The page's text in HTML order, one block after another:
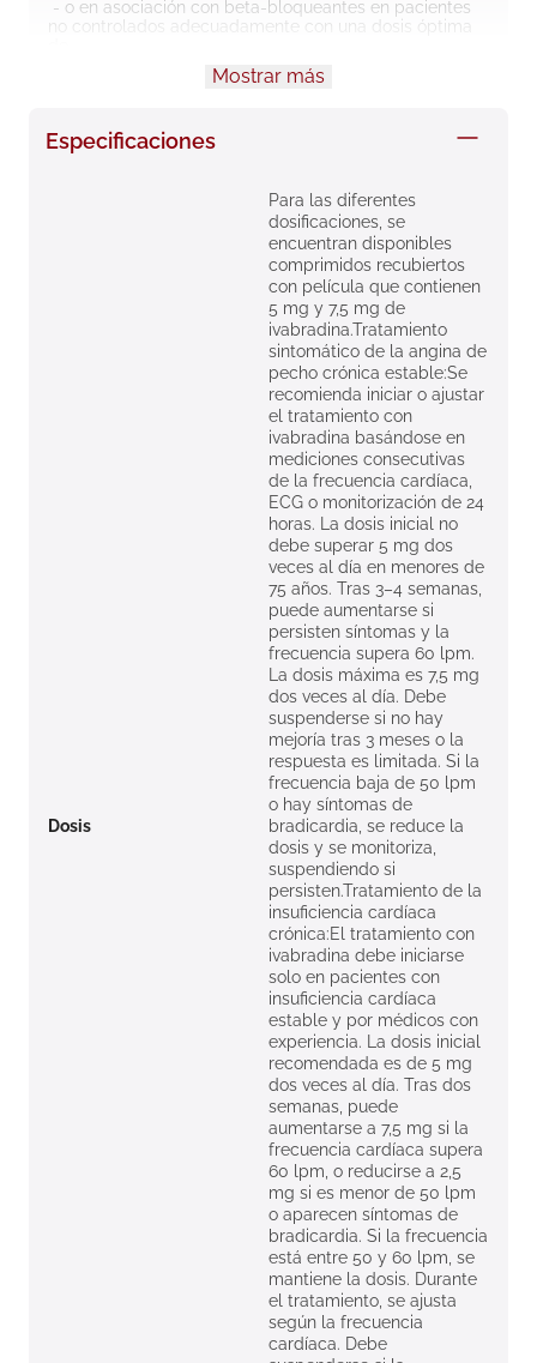
no controlados adecuadamente con una dosis óptima
Tratamiento de la insuficiencia cardíaca crónica
sistólica, en pacientes en ritmo sinusal y cuya
beta-bloqueantes o cuando el tratamiento con beta-
bloqueantes está contraindicado o no se tolera.
Mostrar más
Especificaciones
Dosis
Para las diferentes
dosificaciones, se
encuentran disponibles
comprimidos recubiertos
con película que contienen
5 mg y 7,5 mg de
ivabradina.Tratamiento
sintomático de la angina de
pecho crónica estable:Se
recomienda iniciar o ajustar
el tratamiento con
ivabradina basándose en
mediciones consecutivas
de la frecuencia cardíaca,
ECG o monitorización de 24
horas. La dosis inicial no
debe superar 5 mg dos
veces al día en menores de
75 años. Tras 3–4 semanas,
puede aumentarse si
persisten síntomas y la
frecuencia supera 60 lpm.
La dosis máxima es 7,5 mg
dos veces al día. Debe
suspenderse si no hay
mejoría tras 3 meses o la
respuesta es limitada. Si la
frecuencia baja de 50 lpm
o hay síntomas de
bradicardia, se reduce la
dosis y se monitoriza,
suspendiendo si
persisten.Tratamiento de la
insuficiencia cardíaca
crónica:El tratamiento con
ivabradina debe iniciarse
solo en pacientes con
insuficiencia cardíaca
estable y por médicos con
experiencia. La dosis inicial
recomendada es de 5 mg
dos veces al día. Tras dos
semanas, puede
aumentarse a 7,5 mg si la
frecuencia cardíaca supera
60 lpm, o reducirse a 2,5
mg si es menor de 50 lpm
o aparecen síntomas de
bradicardia. Si la frecuencia
está entre 50 y 60 lpm, se
mantiene la dosis. Durante
el tratamiento, se ajusta
según la frecuencia
cardíaca. Debe